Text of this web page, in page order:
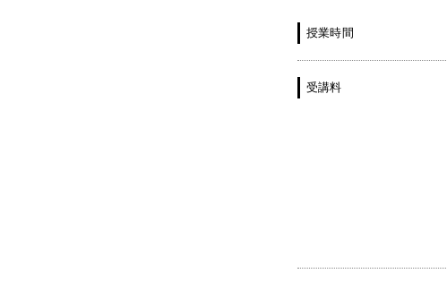
授業時間
受講料